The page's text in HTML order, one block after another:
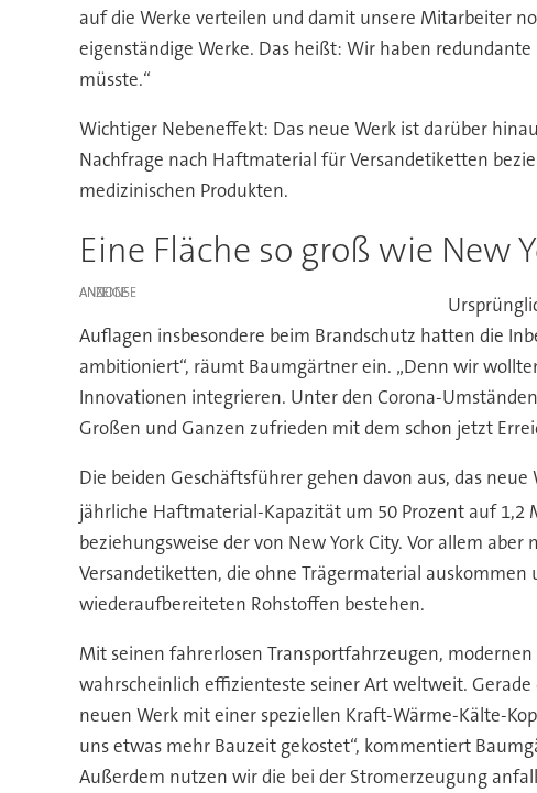
auf die Werke verteilen und damit unsere Mitarbeiter
eigenständige Werke. Das heißt: Wir haben
müsste.“
Wichtiger Nebeneffekt: Das neue Werk ist darüber
Nachfrage nach Haftmaterial für Versandetiketten
medizinischen Produkten.
Eine Fläche so groß wie New
ANZEIGE
Auflagen insbesondere beim Brandschutz hatten die
ambitioniert“, räumt Baumgärtner ein. „Denn wir
Innovationen integrieren. Unter den Corona-
Großen und Ganzen zufrieden mit dem schon jetzt
Die beiden Geschäftsführer gehen davon aus, das
jährliche Haftmaterial-Kapazität um 50 Prozent auf 1,2
beziehungsweise der von New York City. Vor allem
Versandetiketten, die ohne Trägermaterial
wiederaufbereiteten Rohstoffen bestehen.
Mit seinen fahrerlosen Transportfahrzeugen,
wahrscheinlich effizienteste seiner Art weltweit.
neuen Werk mit einer speziellen Kraft-Wärme-Kälte-
uns etwas mehr Bauzeit gekostet“, kommentiert
Außerdem nutzen wir die bei der Stromerzeugung